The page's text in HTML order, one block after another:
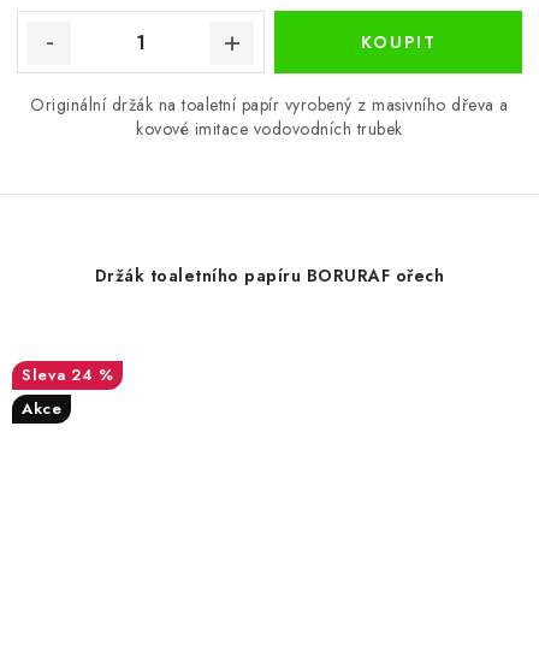
Originální držák na toaletní papír vyrobený z masivního dřeva a
kovové imitace vodovodních trubek
Držák toaletního papíru BORURAF ořech
24 %
Akce